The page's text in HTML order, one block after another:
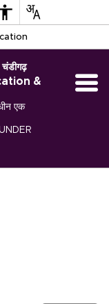
चंडीगढ़
&
एक